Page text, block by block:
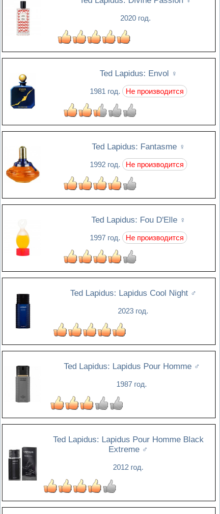
2020 год.
Ted Lapidus: Envol ♀
1981 год. Не производится
Ted Lapidus: Fantasme ♀
1992 год. Не производится
Ted Lapidus: Fou D'Elle ♀
1997 год. Не производится
Ted Lapidus: Lapidus Cool Night ♂
2023 год.
Ted Lapidus: Lapidus Pour Homme ♂
1987 год.
Ted Lapidus: Lapidus Pour Homme Black
Extreme ♂
2012 год.